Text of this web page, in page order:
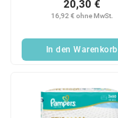
16,92 € ohne MwSt.
20,30 €
In den Warenkorb